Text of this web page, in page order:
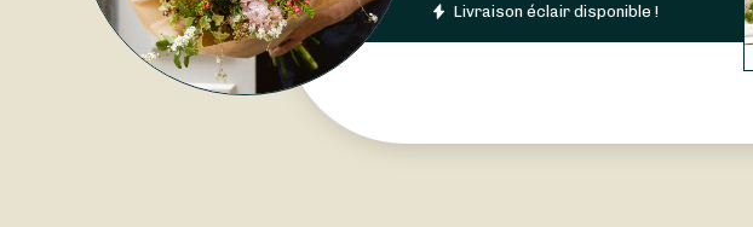
Livraison éclair disponible !